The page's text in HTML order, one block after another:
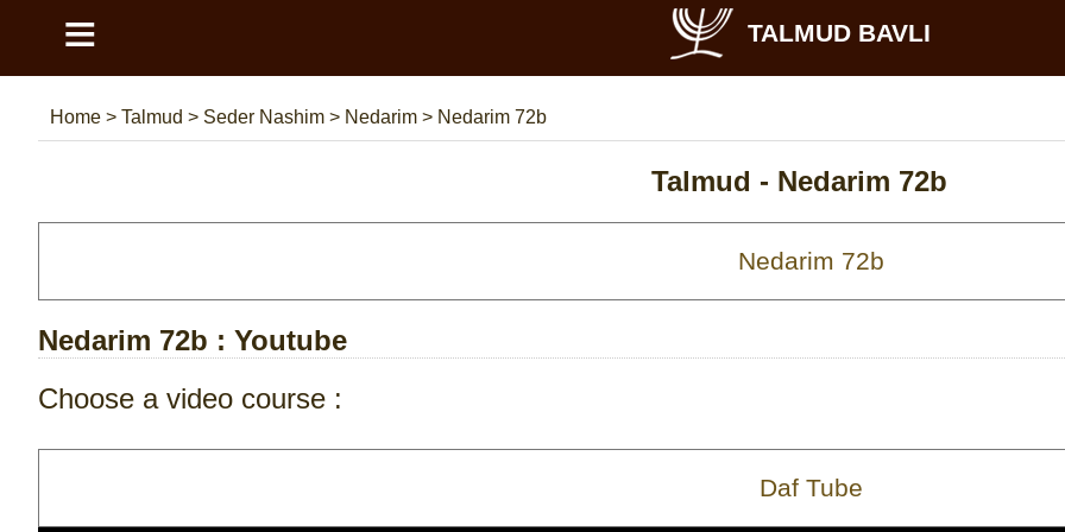
≡ TALMUD BAVLI
Home > Talmud > Seder Nashim > Nedarim > Nedarim 72b
Talmud - Nedarim 72b
Nedarim 72b : Youtube
Choose a video course :